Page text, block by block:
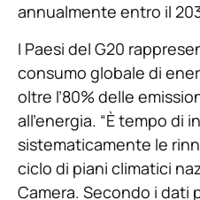
annualmente entro il
I Paesi del G20
consumo globale di
oltre l’80% delle
all’energia. “È tempo di
sistematicamente le
ciclo di piani climatici
Camera. Secondo i dati